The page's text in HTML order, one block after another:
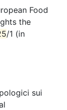
Food
the
/1 (in
sui